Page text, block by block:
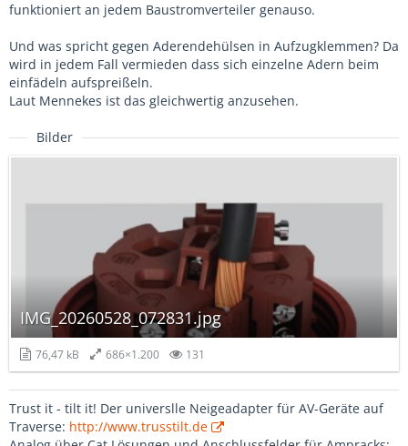
funktioniert an jedem Baustromverteiler genauso.
Und was spricht gegen Aderendehülsen in Aufzugklemmen? Da
wird in jedem Fall vermieden dass sich einzelne Adern beim
einfädeln aufspreißeln.
Laut Mennekes ist das gleichwertig anzusehen.
Bilder
IMG_20260528_072831.jpg
76,47 kB 686×1.200 131
Trust it - tilt it! Der universlle Neigeadapter für AV-Geräte auf
Traverse: http://www.trusstilt.de